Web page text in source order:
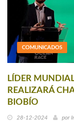
COMUNICADOS
LÍDER
REALIZARÁ
BIOBÍO
28-12-2024 por